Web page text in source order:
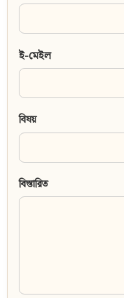
ই-মেইল
বিষয়
বিস্তারিত